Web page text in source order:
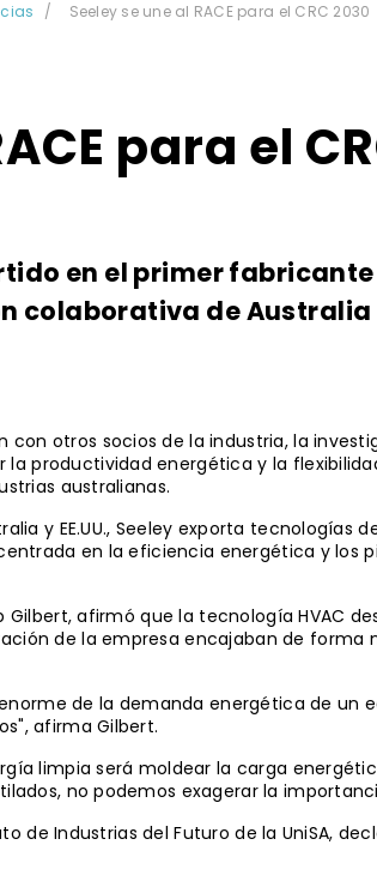
Seeley se une al RACE para el CRC 2030
para el
en el primer
colaborativa de Australia
otros socios de la industria, la
productividad energética y la
australianas.
y EE.UU., Seeley exporta
en la eficiencia energética y
Gilbert, afirmó que la tecnología HVAC
de la empresa encajaban de forma
de la demanda energética de un
afirma Gilbert.
limpia será moldear la carga
no podemos exagerar la
de Industrias del Futuro de la UniSA,